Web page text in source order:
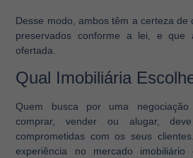
Desse modo, ambos têm a certeza de
preservados conforme a lei, e que
ofertada.
Qual Imobiliária
Quem busca por uma
comprar, vender ou alugar,
comprometidas com os seus
experiência no mercado